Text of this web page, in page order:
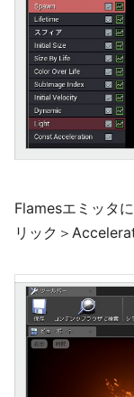
Flamesエミッタ
リック＞